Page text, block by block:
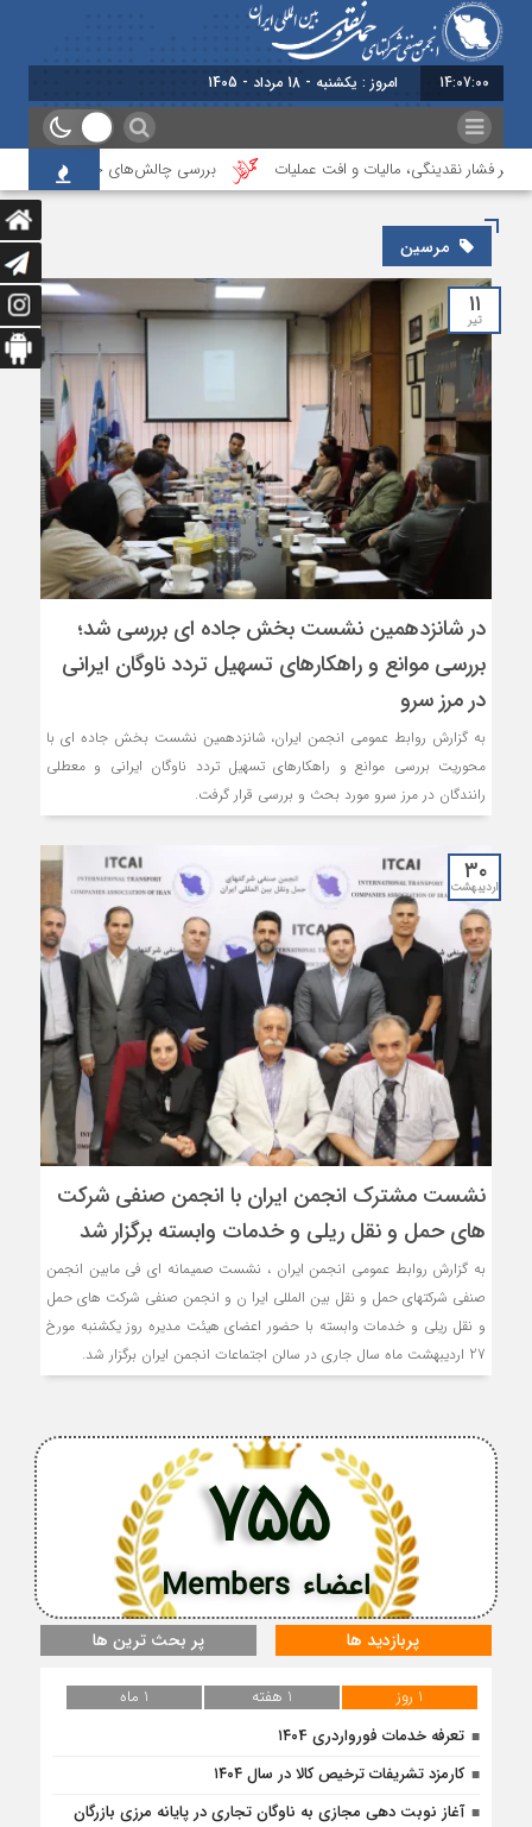
14:07:01 امروز : یکشنبه - 18 مرداد - 1405
فشار نقدینگی، مالیات و افت عملیات بررسی چالش‌های حمل ونقل کالا
مرسین
۱۱
تیر
در شانزدهمین نشست بخش جاده ای بررسی شد؛
بررسی موانع و راهکارهای تسهیل تردد ناوگان ایرانی
در مرز سرو
به گزارش روابط عمومی انجمن ایران، شانزدهمین نشست بخش جاده ای با
محوریت بررسی موانع و راهکارهای تسهیل تردد ناوگان ایرانی و معطلی
رانندگان در مرز سرو مورد بحث و بررسی قرار گرفت.
۳۰
اردیبهشت
نشست مشترک انجمن ایران با انجمن صنفی شرکت
های حمل و نقل ریلی و خدمات وابسته برگزار شد
به گزارش روابط عمومی انجمن ایران ، نشست صمیمانه ای فی مابین انجمن
صنفی شرکتهای حمل و نقل بین المللی ایرا ن و انجمن صنفی شرکت های حمل
و نقل ریلی و خدمات وابسته با حضور اعضای هیئت مدیره روز یکشنبه مورخ
27 اردیبهشت ماه سال جاری در سالن اجتماعات انجمن ایران برگزار شد.
اعضاء Members
755
پربازدید ها پر بحث ترین ها
1 روز 1 هفته
1 ماه
تعرفه خدمات فورواردری ۱۴۰4
کارمزد تشریفات ترخیص کالا در سال ۱۴۰۴
آغاز نوبت دهی مجازی به ناوگان تجاری در پایانه مرزی بازرگان